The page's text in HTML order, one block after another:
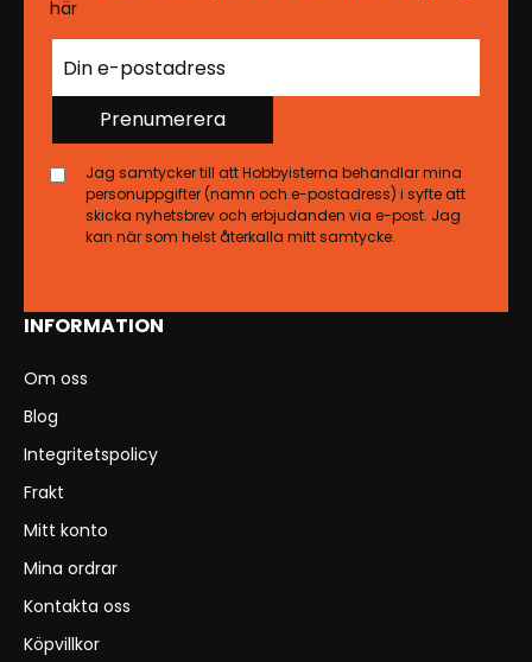
INFORMATION
Om oss
Blog
Integritetspolicy
Frakt
Mitt konto
Mina ordrar
Kontakta oss
Köpvillkor
här
Prenumerera
Jag samtycker till att Hobbyisterna behandlar mina
personuppgifter (namn och e-postadress) i syfte att
skicka nyhetsbrev och erbjudanden via e-post. Jag
kan när som helst återkalla mitt samtycke.